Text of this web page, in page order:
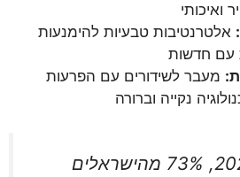
ואיכותי
אלטרנטיבות טבעיות להימנעות
עם חדשות
מעבר לשידורים עם הפרעות
נקייה וברורה
הידעת? בשנת 2026, 73% מהישראלים